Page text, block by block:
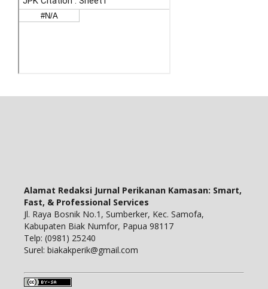
Alamat Redaksi Jurnal Perikanan Kamasan: Smart,
Fast, & Professional Services
Jl. Raya Bosnik No.1, Sumberker, Kec. Samofa,
Kabupaten Biak Numfor, Papua 98117
Telp: (0981) 25240
Surel: biakakperik@gmail.com